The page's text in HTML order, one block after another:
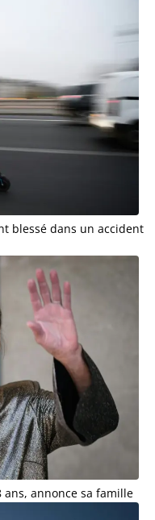
blessé dans un accident
ans, annonce sa famille